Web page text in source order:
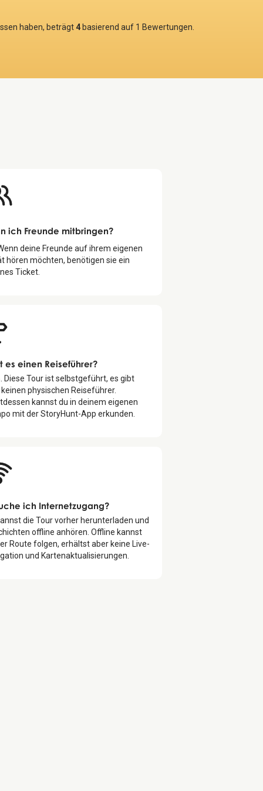
haben, beträgt4 basierend auf 1 Bewertungen.
ich Freunde mitbringen?
deine Freunde auf ihrem eigenen
hören möchten, benötigen sie ein
Ticket.
es einen Reiseführer?
Diese Tour ist selbstgeführt, es gibt
physischen Reiseführer.
kannst du in deinem eigenen
mit der StoryHunt-App erkunden.
ich Internetzugang?
die Tour vorher herunterladen und
offline anhören. Offline kannst
Route folgen, erhältst aber keine Live-
und Kartenaktualisierungen.